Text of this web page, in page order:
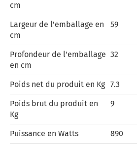
cm
Largeur de l'emballage en
cm
59
Profondeur de l'emballage
en cm
32
Poids net du produit en Kg 7.3
Poids brut du produit en
Kg
9
Puissance en Watts 890